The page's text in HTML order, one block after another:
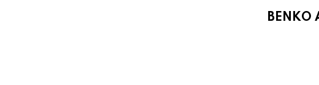
BENKO